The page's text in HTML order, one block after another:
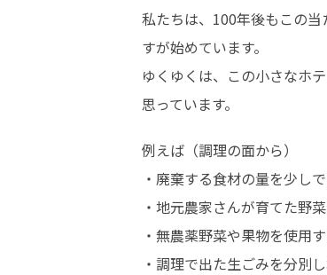
私たちは、100年後もこの
すが始めています。
ゆくゆくは、この小さなホ
思っています。
例えば（調理の面から）
・廃棄する食材の量を少し
・地元農家さんが育てた野
・無農薬野菜や果物を使用
・調理で出た生ごみを分別